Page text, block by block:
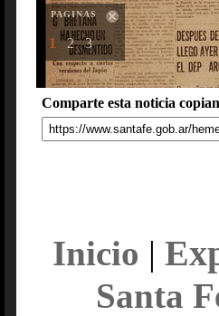
PAGINAS
1 2 3
Comparte esta noticia
Inicio |
Santa